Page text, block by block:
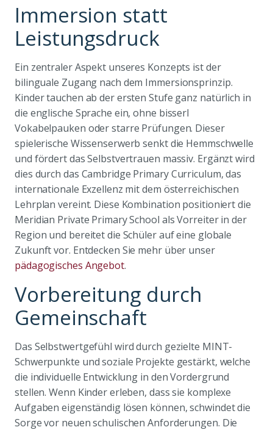
Immersion statt
Leistungsdruck
Ein zentraler Aspekt unseres Konzepts ist der
bilinguale Zugang nach dem Immersionsprinzip.
Kinder tauchen ab der ersten Stufe ganz natürlich in
die englische Sprache ein, ohne bisserl
Vokabelpauken oder starre Prüfungen. Dieser
spielerische Wissenserwerb senkt die Hemmschwelle
und fördert das Selbstvertrauen massiv. Ergänzt wird
dies durch das Cambridge Primary Curriculum, das
internationale Exzellenz mit dem österreichischen
Lehrplan vereint. Diese Kombination positioniert die
Meridian Private Primary School als Vorreiter in der
Region und bereitet die Schüler auf eine globale
Zukunft vor. Entdecken Sie mehr über unser
pädagogisches Angebot.
Vorbereitung durch
Gemeinschaft
Das Selbstwertgefühl wird durch gezielte MINT-
Schwerpunkte und soziale Projekte gestärkt, welche
die individuelle Entwicklung in den Vordergrund
stellen. Wenn Kinder erleben, dass sie komplexe
Aufgaben eigenständig lösen können, schwindet die
Sorge vor neuen schulischen Anforderungen. Die